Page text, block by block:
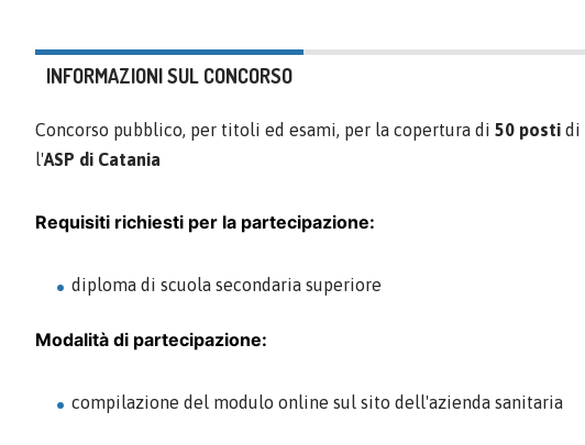
INFORMAZIONI SUL CONCORSO
Concorso pubblico, per titoli ed esami, per la copertura di 50 posti di
l'ASP di Catania
Requisiti richiesti per la partecipazione:
diploma di scuola secondaria superiore
Modalità di partecipazione:
compilazione del modulo online sul sito dell'azienda sanitaria